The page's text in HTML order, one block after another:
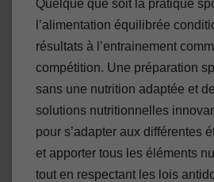
Quelque que soit la pratique
l’alimentation équilibrée
résultats à l’entrainement
compétition. Une préparation
sans une nutrition adaptée et
solutions nutritionnelles
pour s’adapter aux différentes
et apporter tous les éléments
tout en respectant les lois